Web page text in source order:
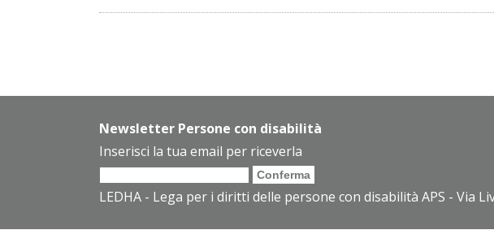
Newsletter Persone con disabilità
Inserisci la tua email per riceverla
LEDHA - Lega per i diritti delle persone con disabilità APS - Via